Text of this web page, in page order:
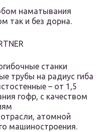
наматывания
так и без дорна.
станки
трубы на радиус гиба
– от 1,5
гофр, с качеством
атомной
машиностроения.